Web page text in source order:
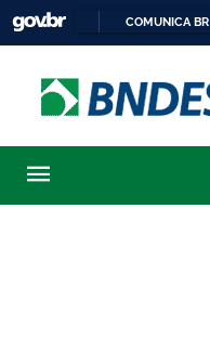
COMUNICA BR